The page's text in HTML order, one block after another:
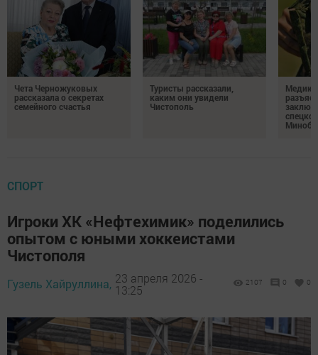
Чета Черножуковых
рассказала о секретах
семейного счастья
Туристы рассказали,
каким они увидели
Чистополь
СПОРТ
Игроки ХК «Нефтехимик» поделились
опытом с юными хоккеистами
Чистополя
Гузель Хайруллина, 23 апреля 2026 -
13:25
2107 0 0